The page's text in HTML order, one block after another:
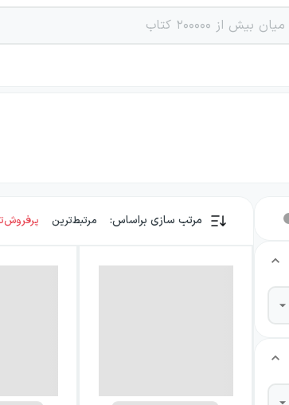
مرتب سازی براساس: مرتبط‌ترین